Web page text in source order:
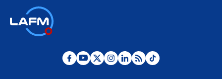
¿La posesión de Abelardo De la